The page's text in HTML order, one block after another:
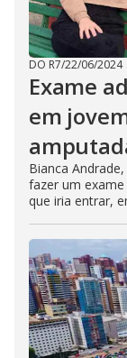
DO R7/22/06/2024
Exame
em
Bianca
fazer um
que iria entrar,